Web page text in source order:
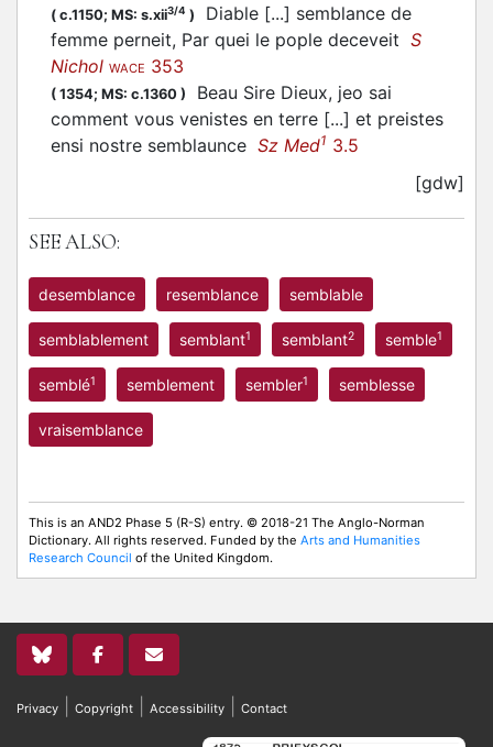
( c.1150; MS: s.xii3/4 )
Diable [...] semblance de
femme perneit, Par quei le pople deceveit S
Nichol WACE 353
( 1354; MS: c.1360 )
Beau Sire Dieux, jeo sai
comment vous venistes en terre [...] et preistes
ensi nostre semblaunce Sz Med1 3.5
[gdw]
SEE ALSO:
desemblance resemblance semblable
semblablement semblant1 semblant2 semble1
semblé1 semblement sembler1 semblesse
vraisemblance
This is an AND2 Phase 5 (R-S) entry. © 2018-21 The Anglo-Norman
Dictionary. All rights reserved. Funded by the Arts and Humanities
Research Council of the United Kingdom.
Privacy Copyright Accessibility Contact